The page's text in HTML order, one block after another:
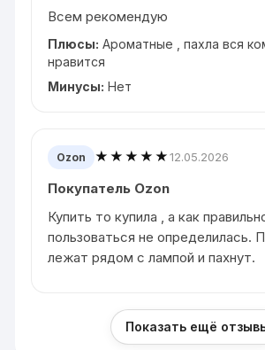
Всем рекомендую
Плюсы: Ароматные , пахла вся
нравится
Минусы: Нет
Ozon ★★★★★12.05.2026
Покупатель Ozon
Купить то купила , а как
пользоваться не определилась.
лежат рядом с лампой и пахнут.
Показать ещё